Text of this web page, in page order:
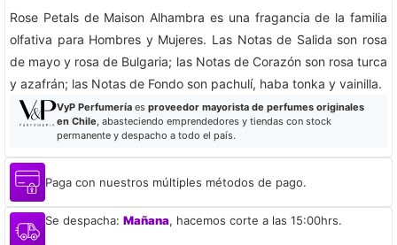
Rose Petals de Maison Alhambra es una fragancia de la familia
olfativa para Hombres y Mujeres. Las Notas de Salida son rosa
de mayo y rosa de Bulgaria; las Notas de Corazón son rosa turca
y azafrán; las Notas de Fondo son pachulí, haba tonka y vainilla.
VyP Perfumeríaes proveedor mayorista de perfumes originales
en Chile, abasteciendo emprendedores y tiendas con stock
permanente y despacho a todo el país.
Paga con nuestros múltiples métodos de pago.
Se despacha: Mañana, hacemos corte a las 15:00hrs.